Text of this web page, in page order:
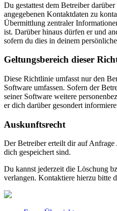
Du gestattest dem Betreiber
angegebenen Kontaktdaten zu
Übermittlung zentraler
ist. Darüber hinaus dürfen er und
sofern du dies in deinem
Geltungsbereich dieser
Diese Richtlinie umfasst nur den
Software umfassen. Sofern der
seiner Software weitere
er dich darüber gesondert
Auskunftsrecht
Der Betreiber erteilt dir auf
dich gespeichert sind.
Du kannst jederzeit die Löschung
verlangen. Kontaktiere hierzu bitte